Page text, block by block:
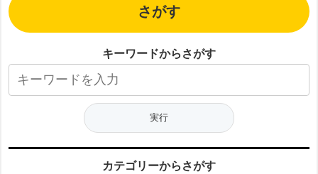
さがす
キーワードからさがす
カテゴリーからさがす